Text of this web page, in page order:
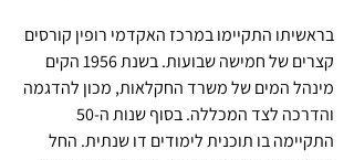
בראשיתו התקיימו במרכז האקדמי רופין קורסים
קצרים של חמישה שבועות. בשנת 1956 הקים
מינהל המים של משרד החקלאות, מכון להדגמה
התקיימה בו תוכנית לימודים דו שנתית. החל